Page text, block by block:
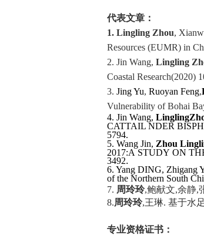
代表文章：
1. Lingling Zhou,
Resources (EUMR) in
2. Jin Wang, Lingling
Coastal Research(2020)
3. Jing Yu, Ruoyan Feng,
Vulnerability of Bohai
4. Jin Wang, Lingling
CATTAIL NDER
5794.
5. Wang Jin, Zhou
2017:A STUDY ON
3492.
6. Yang DING, Zhigang
of the Northern South
7. 周玲玲,鲍献文,余静,
8.周玲玲,王琳. 基于水
专业资格证书 ：